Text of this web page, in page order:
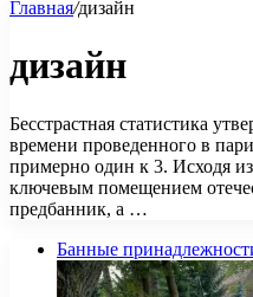
Главная/дизайн
дизайн
Бесстрастная статистика
времени проведенного в
примерно один к 3. Исходя
ключевым помещением
предбанник, а …
Банные